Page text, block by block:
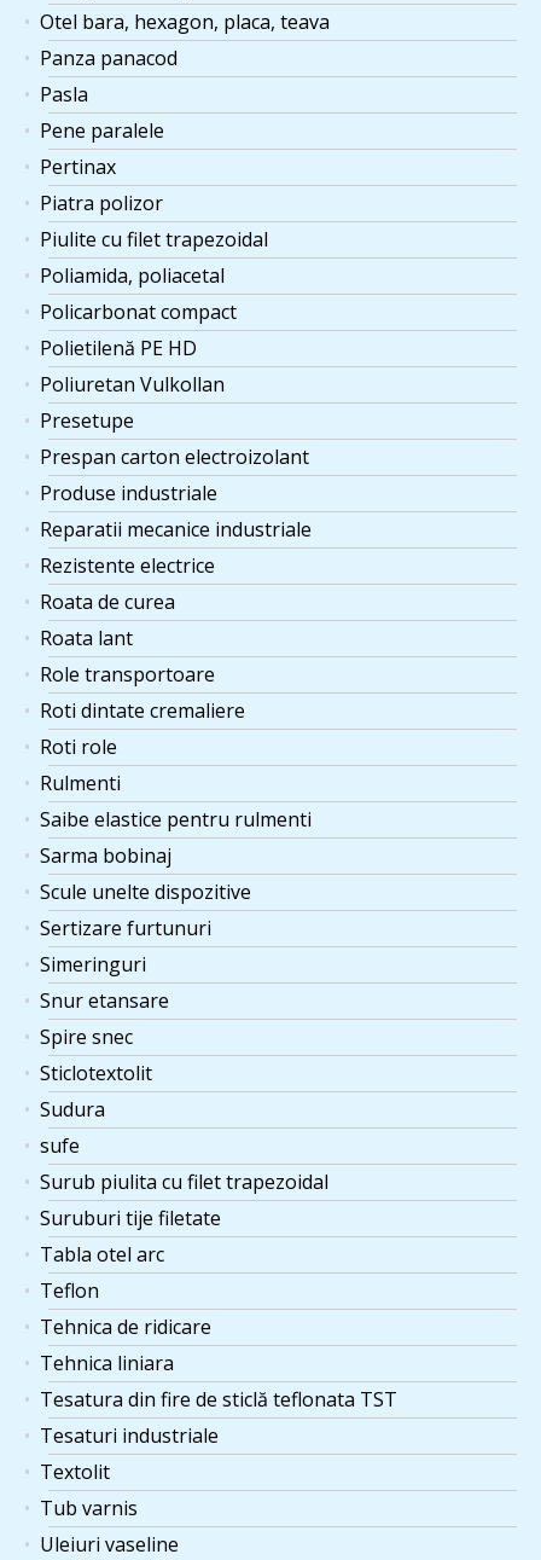
Otel bara, hexagon, placa, teava
Panza panacod
Pasla
Pene paralele
Pertinax
Piatra polizor
Piulite cu filet trapezoidal
Poliamida, poliacetal
Policarbonat compact
Polietilenă PE HD
Poliuretan Vulkollan
Presetupe
Prespan carton electroizolant
Produse industriale
Reparatii mecanice industriale
Rezistente electrice
Roata de curea
Roata lant
Role transportoare
Roti dintate cremaliere
Roti role
Rulmenti
Saibe elastice pentru rulmenti
Sarma bobinaj
Scule unelte dispozitive
Sertizare furtunuri
Simeringuri
Snur etansare
Spire snec
Sticlotextolit
Sudura
sufe
Surub piulita cu filet trapezoidal
Suruburi tije filetate
Tabla otel arc
Teflon
Tehnica de ridicare
Tehnica liniara
Tesatura din fire de sticlă teflonata TST
Tesaturi industriale
Textolit
Tub varnis
Uleiuri vaseline